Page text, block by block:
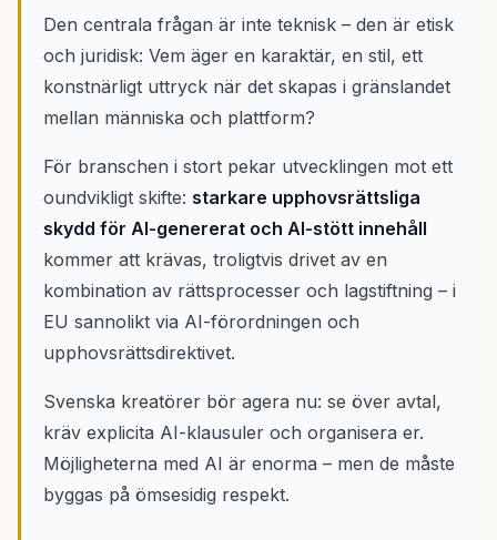
Den centrala frågan är inte teknisk – den är etisk
och juridisk: Vem äger en karaktär, en stil, ett
konstnärligt uttryck när det skapas i gränslandet
mellan människa och plattform?
För branschen i stort pekar utvecklingen mot ett
oundvikligt skifte: starkare upphovsrättsliga
skydd för AI-genererat och AI-stött innehåll
kommer att krävas, troligtvis drivet av en
kombination av rättsprocesser och lagstiftning – i
EU sannolikt via AI-förordningen och
upphovsrättsdirektivet.
Svenska kreatörer bör agera nu: se över avtal,
kräv explicita AI-klausuler och organisera er.
Möjligheterna med AI är enorma – men de måste
byggas på ömsesidig respekt.